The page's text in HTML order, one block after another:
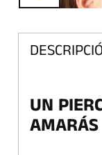
UN
AMARÁS